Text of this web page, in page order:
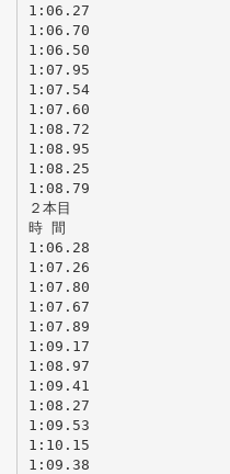
1:06.27
1:06.70
1:06.50
1:07.95
1:07.54
1:07.60
1:08.72
1:08.95
1:08.25
1:08.79
２本目
時 間
1:06.28
1:07.26
1:07.80
1:07.67
1:07.89
1:09.17
1:08.97
1:09.41
1:08.27
1:09.53
1:10.15
1:09.38